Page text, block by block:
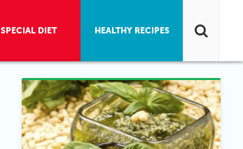
SPECIAL DIET HEALTHY RECIPES